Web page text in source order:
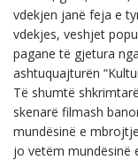
vdekjen janë feja e
vdekjes, veshjet
pagane të gjetura
ashtuquajturën
Të shumtë
skenarë filmash
mundësinë e
jo vetëm mundësinë